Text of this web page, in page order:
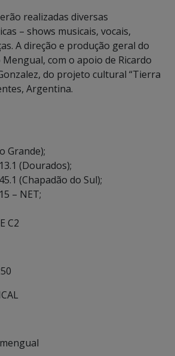
realizadas diversas
– shows musicais, vocais,
A direção e produção geral do
com o apoio de Ricardo
do projeto cultural “Tierra
Argentina.
Grande);
(Dourados);
(Chapadão do Sul);
– NET;
C2